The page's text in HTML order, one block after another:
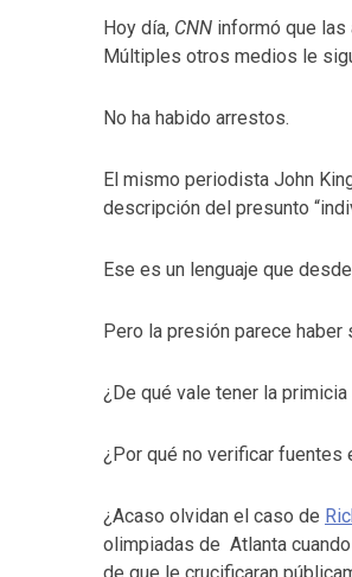
Hoy día, CNN informó que las
Múltiples otros medios le
No ha habido arrestos.
El mismo periodista John
descripción del presunto
Ese es un lenguaje que
Pero la presión parece haber
¿De qué vale tener la
¿Por qué no verificar fuentes
¿Acaso olvidan el caso de
olimpiadas de Atlanta